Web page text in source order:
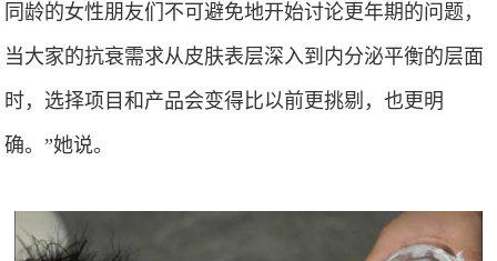
同龄的女性朋友们不可避免地开始讨论更年期的问题，
当大家的抗衰需求从皮肤表层深入到内分泌平衡的层面
时，选择项目和产品会变得比以前更挑剔，也更明
确。”她说。